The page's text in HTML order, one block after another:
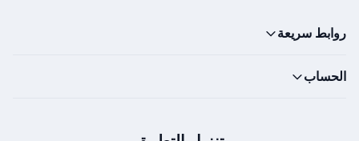
روابط سريعة
الحساب